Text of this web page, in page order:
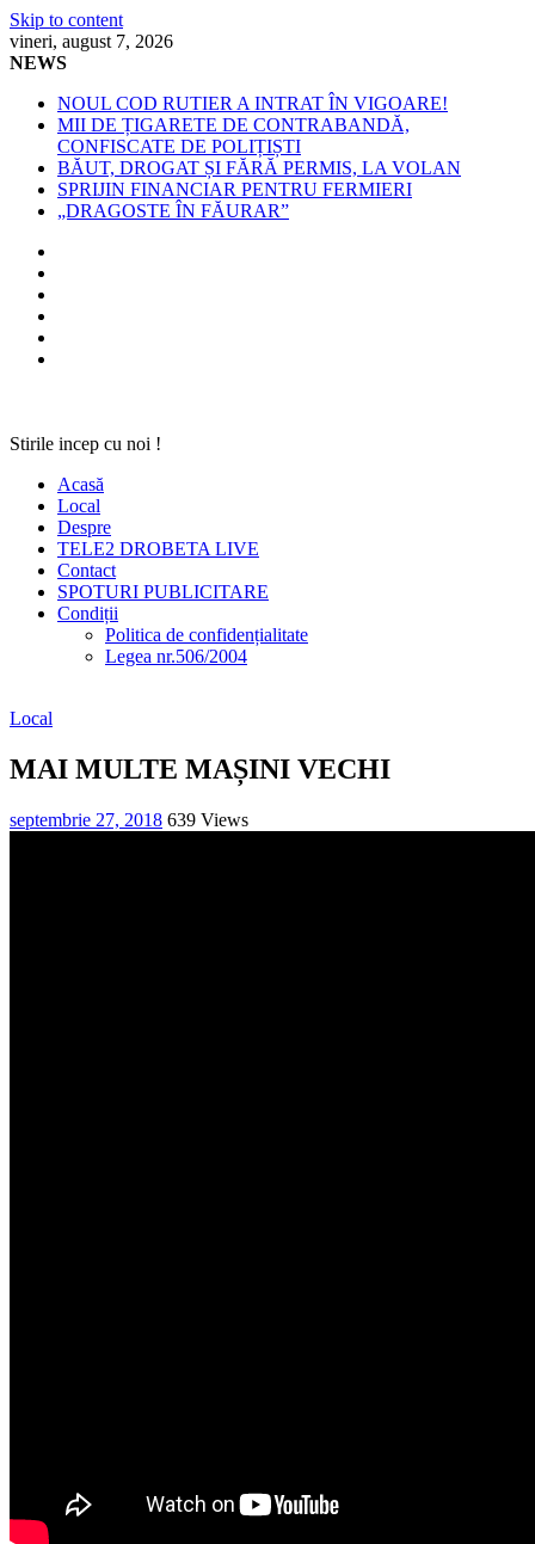
Skip to content
vineri, august 7, 2026
NEWS
NOUL COD RUTIER A INTRAT ÎN VIGOARE!
MII DE ȚIGARETE DE CONTRABANDĂ,
CONFISCATE DE POLIȚIȘTI
BĂUT, DROGAT ȘI FĂRĂ PERMIS, LA VOLAN
SPRIJIN FINANCIAR PENTRU FERMIERI
„DRAGOSTE ÎN FĂURAR”
Stirile incep cu noi !
Acasă
Local
Despre
TELE2 DROBETA LIVE
Contact
SPOTURI PUBLICITARE
Condiții
Politica de confidențialitate
Legea nr.506/2004
Local
MAI MULTE MAȘINI VECHI
septembrie 27, 2018 639 Views